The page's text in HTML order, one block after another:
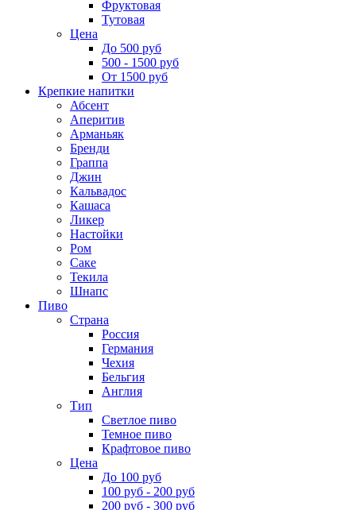
Фруктовая
Тутовая
Цена
До 500 руб
500 - 1500 руб
От 1500 руб
Крепкие напитки
Абсент
Аперитив
Арманьяк
Бренди
Граппа
Джин
Кальвадос
Кашаса
Ликер
Настойки
Ром
Саке
Текила
Шнапс
Пиво
Страна
Россия
Германия
Чехия
Бельгия
Англия
Тип
Светлое пиво
Темное пиво
Крафтовое пиво
Цена
До 100 руб
100 руб - 200 руб
200 руб - 300 руб